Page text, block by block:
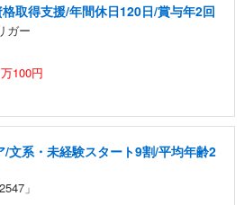
取得支援/年間休日120日/賞与年2回
ガー
100円
文系・未経験スタート9割/平均年齢2
」